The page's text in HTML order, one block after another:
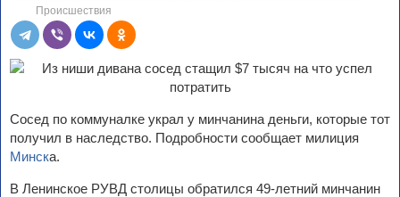
Происшествия
Сосед по коммуналке украл у минчанина деньги, которые тот
получил в наследство. Подробности сообщает милиция
Минска.
В Ленинское РУВД столицы обратился 49-летний минчанин